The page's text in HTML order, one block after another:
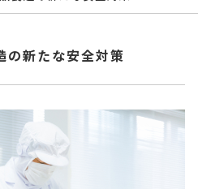
の新たな安全対策